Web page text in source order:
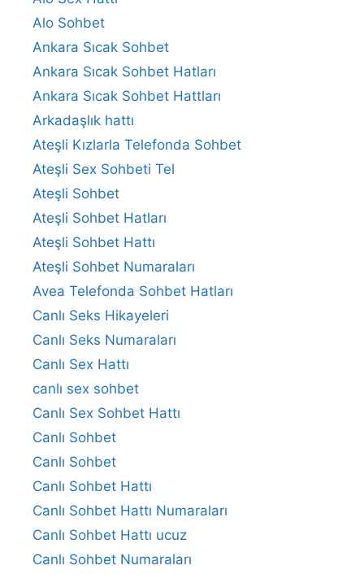
Alo Sohbet
Ankara Sıcak Sohbet
Ankara Sıcak Sohbet Hatları
Ankara Sıcak Sohbet Hattları
Arkadaşlık hattı
Ateşli Kızlarla Telefonda Sohbet
Ateşli Sex Sohbeti Tel
Ateşli Sohbet
Ateşli Sohbet Hatları
Ateşli Sohbet Hattı
Ateşli Sohbet Numaraları
Avea Telefonda Sohbet Hatları
Canlı Seks Hikayeleri
Canlı Seks Numaraları
Canlı Sex Hattı
canlı sex sohbet
Canlı Sex Sohbet Hattı
Canlı Sohbet
Canlı Sohbet
Canlı Sohbet Hattı
Canlı Sohbet Hattı Numaraları
Canlı Sohbet Hattı ucuz
Canlı Sohbet Numaraları